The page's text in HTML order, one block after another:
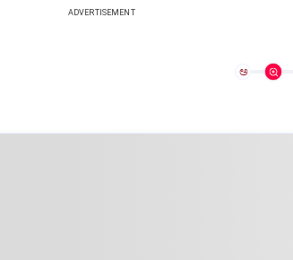
ADVERTISEMENT
ಅ